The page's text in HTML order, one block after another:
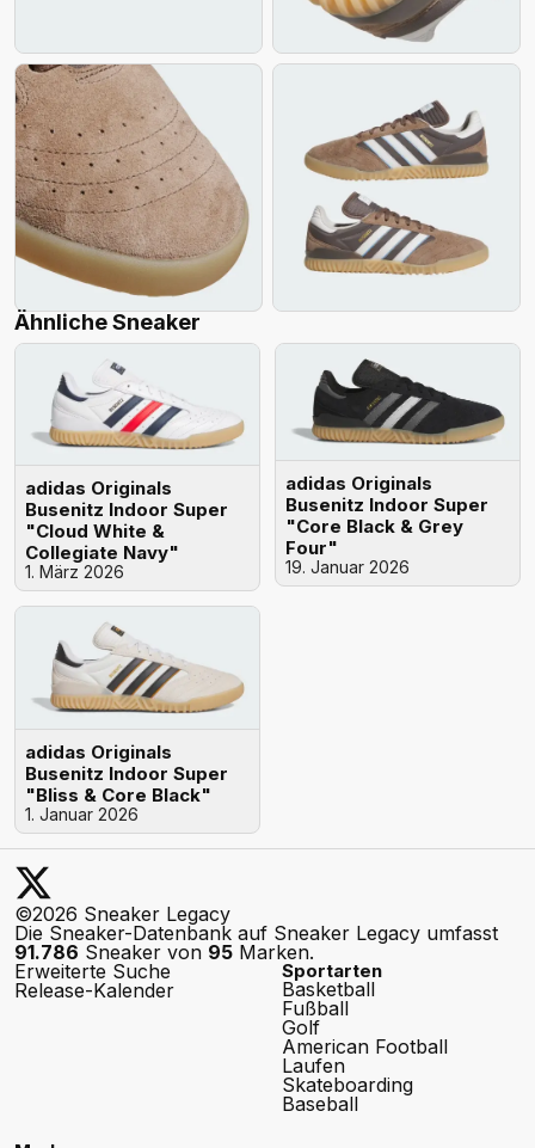
Ähnliche Sneaker
adidas Originals
Busenitz Indoor Super
"Cloud White &
Collegiate Navy"
1. März 2026
adidas Originals
Busenitz Indoor Super
"Core Black & Grey
Four"
19. Januar 2026
adidas Originals
Busenitz Indoor Super
"Bliss & Core Black"
1. Januar 2026
©2026 Sneaker Legacy
Die Sneaker-Datenbank auf Sneaker Legacy umfasst
91.786 Sneaker von 95 Marken.
Erweiterte Suche
Release-Kalender
Sportarten
Basketball
Fußball
Golf
American Football
Laufen
Skateboarding
Baseball